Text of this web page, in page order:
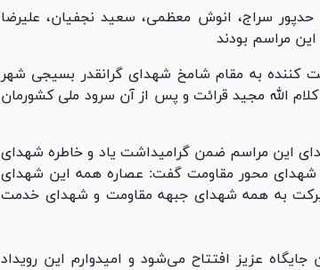
سراج، انوش معظمی، سعید نجفیان، علیرضا
مراسم بودند
کننده به مقام شامخ شهدای گرانقدر بسیجی شهر
الله مجید قرائت و پس از آن سرود ملی کشورمان
این مراسم ضمن گرامیداشت یاد و خاطره شهدای
شهدای محور مقاومت گفت: عصاره همه این شهدای
به همه شهدای جبهه مقاومت و شهدای خدمت
جایگاه عزیز افتتاح می‌شود و امیدوارم این رویداد